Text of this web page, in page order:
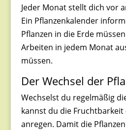
Jeder Monat stellt dich vor
Ein Pflanzenkalender
Pflanzen in die Erde
Arbeiten in jedem Monat
müssen.
Der Wechsel der
Wechselst du regelmäßig
kannst du die Fruchtbarkeit
anregen. Damit die